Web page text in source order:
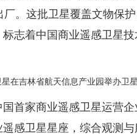
。这批卫星覆盖文物保
志着中国商业遥感卫星
在吉林省航天信息产业园举办卫
家商业遥感卫星运营企
感卫星星座，综合观测与